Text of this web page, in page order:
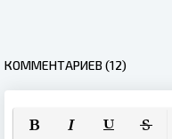
КОММЕНТАРИЕВ (12)